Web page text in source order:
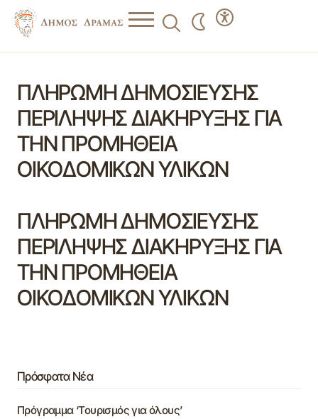
ΠΛΗΡΩΜΗ ΔΗΜΟΣΙΕΥΣΗΣ
ΠΕΡΙΛΗΨΗΣ ΔΙΑΚΗΡΥΞΗΣ ΓΙΑ
ΤΗΝ ΠΡΟΜΗΘΕΙΑ
ΟΙΚΟΔΟΜΙΚΩΝ ΥΛΙΚΩΝ
ΠΛΗΡΩΜΗ ΔΗΜΟΣΙΕΥΣΗΣ
ΠΕΡΙΛΗΨΗΣ ΔΙΑΚΗΡΥΞΗΣ ΓΙΑ
ΤΗΝ ΠΡΟΜΗΘΕΙΑ
ΟΙΚΟΔΟΜΙΚΩΝ ΥΛΙΚΩΝ
Πρόσφατα Νέα
Πρόγραμμα ‘Τουρισμός για όλους’